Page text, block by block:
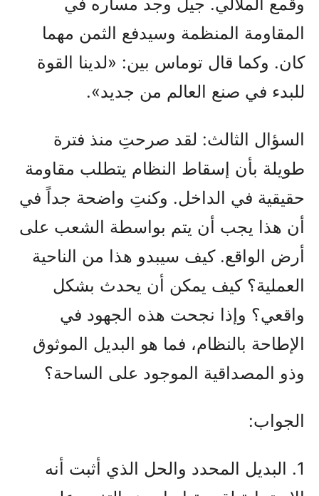
المقاومة المنظمة وسيدفع الثمن مهما
كان. وكما قال توماس بين: «لدينا القوة
للبدء في صنع العالم من جديد».
السؤال الثالث: لقد صرحتِ منذ فترة
طويلة بأن إسقاط النظام يتطلب مقاومة
حقيقية في الداخل. وكنتِ واضحة جداً في
أن هذا يجب أن يتم بواسطة الشعب على
أرض الواقع. كيف سيبدو هذا من الناحية
العملية؟ كيف يمكن أن يحدث بشكل
واقعي؟ وإذا نجحت هذه الجهود في
الإطاحة بالنظام، فما هو البديل الموثوق
وذو المصداقية الموجود على الساحة؟
الجواب:
1. البديل المحدد والحل الذي أثبت أنه